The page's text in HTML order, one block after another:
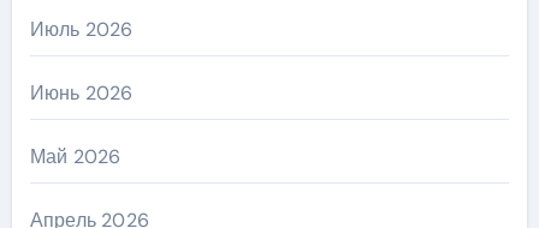
Июль 2026
Июнь 2026
Май 2026
Апрель 2026